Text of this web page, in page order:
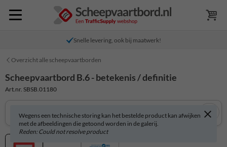
Snelle levering, ook bij maatwerk!
Overzicht alle scheepvaartborden
Scheepvaartbord B.6 - betekenis / definitie
Art.nr. SBSB.01180
Wegens een technische storing kan het bestelde product kan afwijken
met de afbeeldingen die getoond worden in de galerij.
Reden: Could not resolve product